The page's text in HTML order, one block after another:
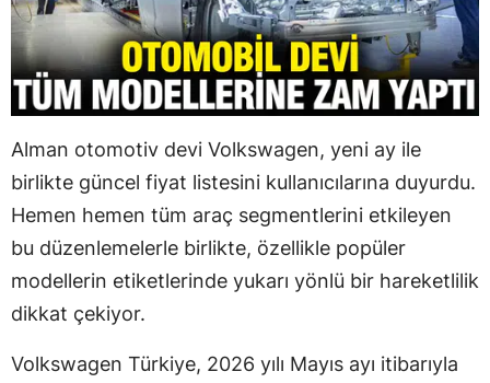
Alman otomotiv devi Volkswagen, yeni ay ile
birlikte güncel fiyat listesini kullanıcılarına duyurdu.
Hemen hemen tüm araç segmentlerini etkileyen
bu düzenlemelerle birlikte, özellikle popüler
modellerin etiketlerinde yukarı yönlü bir hareketlilik
dikkat çekiyor.
Volkswagen Türkiye, 2026 yılı Mayıs ayı itibarıyla